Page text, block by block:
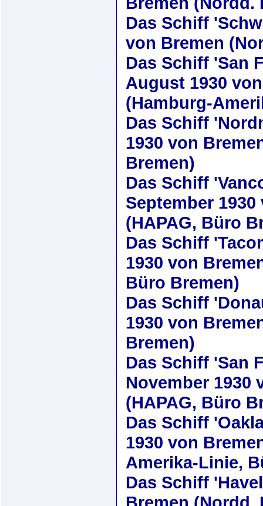
Das Schiff
von Bremen
Das Schiff 'San
August 1930
(Hamburg-
Das Schiff
1930 von
Bremen)
Das Schiff
September 1930
(HAPAG, Büro
Das Schiff
1930 von
Büro Bremen)
Das Schiff
1930 von
Bremen)
Das Schiff 'San
November 1930
(HAPAG, Büro
Das Schiff
1930 von
Amerika-Linie,
Das Schiff